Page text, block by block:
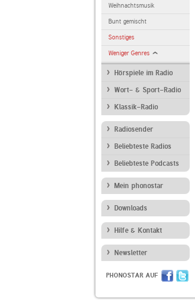
Weihnachtsmusik
Bunt gemischt
Sonstiges
Weniger Genres
Hörspiele im Radio
Wort- & Sport-Radio
Klassik-Radio
Radiosender
Beliebteste Radios
Beliebteste Podcasts
Mein phonostar
Downloads
Hilfe & Kontakt
Newsletter
PHONOSTAR AUF